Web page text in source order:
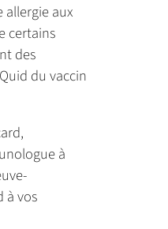
allergie aux
certains
des
du vaccin
à
à vos